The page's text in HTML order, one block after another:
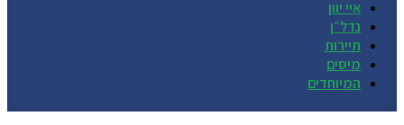
איי יוון
נדל״ן
תיירות
מיסים
המיוחדים